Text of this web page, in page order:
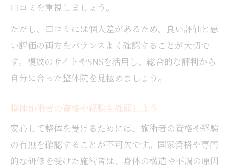
口コミを重視しましょう。
ただし、口コミには個人差があるため、良い評価と悪
い評価の両方をバランスよく確認することが大切で
す。複数のサイトやSNSを活用し、総合的な評判から
自分に合った整体院を見極めましょう。
整体施術者の資格や経験を確認しよう
安心して整体を受けるためには、施術者の資格や経験
の有無を確認することが不可欠です。国家資格や専門
的な研修を受けた施術者は、身体の構造や不調の原因